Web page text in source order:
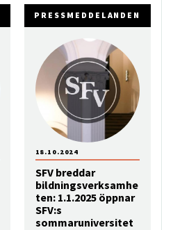
PRESSMEDDELANDEN
SFV breddar
bildningsverksamhe
ten: 1.1.2025 öppnar
SFV:s
sommaruniversitet
18.10.2024